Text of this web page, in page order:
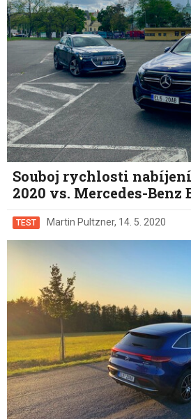
Souboj rychlosti
2020 vs. Mercedes-Benz
TEST Martin Pultzner, 14. 5. 2020